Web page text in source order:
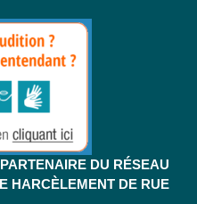
DU RÉSEAU
HARCÈLEMENT DE RUE